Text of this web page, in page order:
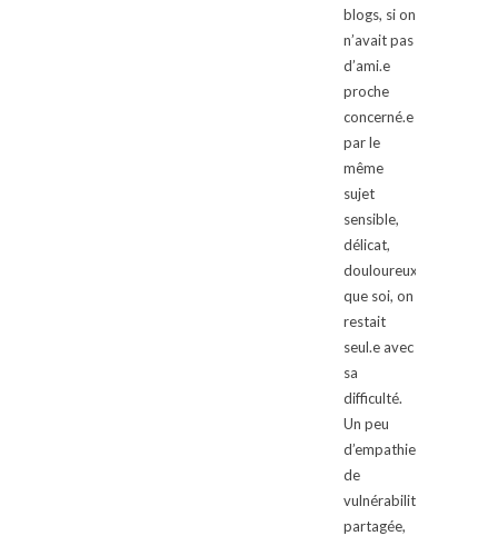
blogs, si on
n’avait pas
d’ami.e
proche
concerné.e
par le
même
sujet
sensible,
délicat,
douloureux
que soi, on
restait
seul.e avec
sa
difficulté.
Un peu
d’empathie,
de
vulnérabilité
partagée,